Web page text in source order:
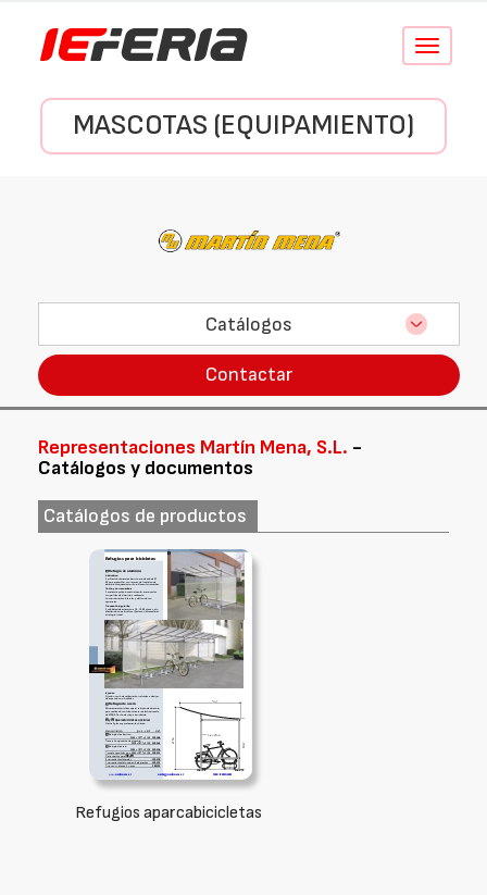
Conmutar
MASCOTAS (EQUIPAMIENTO)
Catálogos
Contactar
Representaciones Martín Mena, S.L. -
Catálogos y documentos
Catálogos de productos
Refugios aparcabicicletas